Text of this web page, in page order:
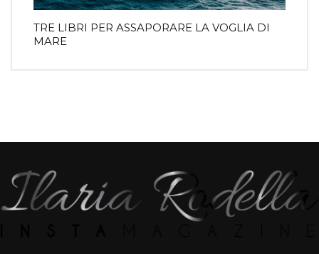
TRE LIBRI PER ASSAPORARE LA VOGLIA DI
MARE